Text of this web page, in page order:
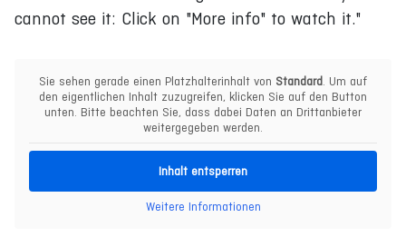
cannot see it: Click on "More info" to watch it."
Sie sehen gerade einen Platzhalterinhalt von Standard . Um auf
den eigentlichen Inhalt zuzugreifen, klicken Sie auf den Button
unten. Bitte beachten Sie, dass dabei Daten an Drittanbieter
weitergegeben werden.
Inhalt entsperren
Weitere Informationen